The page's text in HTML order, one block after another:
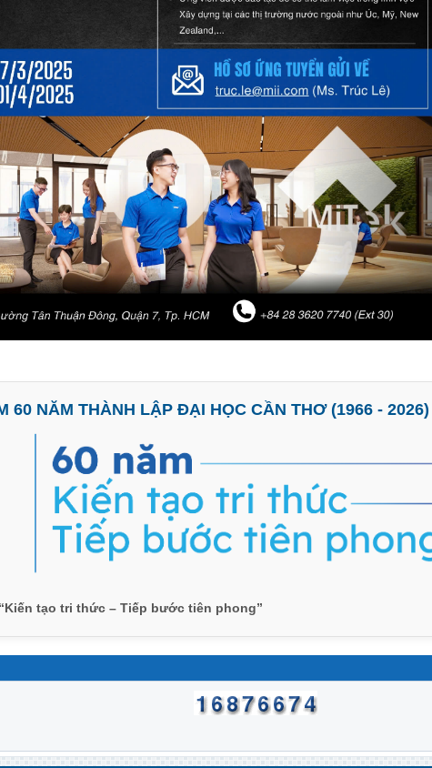
60 NĂM THÀNH LẬP ĐẠI HỌC CẦN THƠ (1966 - 2026)
“Kiến tạo tri thức – Tiếp bước tiên phong”